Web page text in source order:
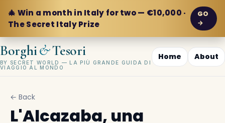
🎄 Win a month in Italy for two — €10,000 ·
The Secret Italy Prize
GO
→
Borghi&Tesori
BY SECRET WORLD — LA PIÙ GRANDE GUIDA DI
VIAGGIO AL MONDO
Home About
← Back
L'Alcazaba, una